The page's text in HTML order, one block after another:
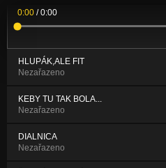
0:00 /0:00
HLUPÁK,ALE FIT
Nezařazeno
KEBY TU TAK BOLA...
Nezařazeno
DIALNICA
Nezařazeno